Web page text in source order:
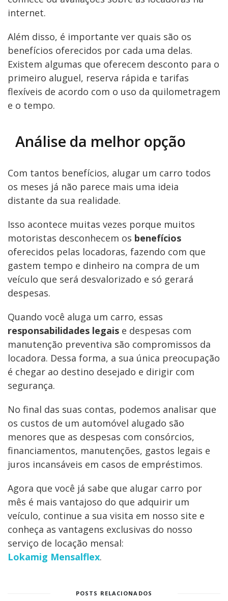
internet.
Além disso, é importante ver quais são os
benefícios oferecidos por cada uma delas.
Existem algumas que oferecem desconto para o
primeiro aluguel, reserva rápida e tarifas
flexíveis de acordo com o uso da quilometragem
e o tempo.
Análise da melhor opção
Com tantos benefícios, alugar um carro todos
os meses já não parece mais uma ideia
distante da sua realidade.
Isso acontece muitas vezes porque muitos
motoristas desconhecem os benefícios
oferecidos pelas locadoras, fazendo com que
gastem tempo e dinheiro na compra de um
veículo que será desvalorizado e só gerará
despesas.
Quando você aluga um carro, essas
responsabilidades legais e despesas com
manutenção preventiva são compromissos da
locadora. Dessa forma, a sua única preocupação
é chegar ao destino desejado e dirigir com
segurança.
No final das suas contas, podemos analisar que
os custos de um automóvel alugado são
menores que as despesas com consórcios,
financiamentos, manutenções, gastos legais e
juros incansáveis em casos de empréstimos.
Agora que você já sabe que alugar carro por
mês é mais vantajoso do que adquirir um
veículo, continue a sua visita em nosso site e
conheça as vantagens exclusivas do nosso
serviço de locação mensal:
Lokamig Mensalflex.
POSTS RELACIONADOS